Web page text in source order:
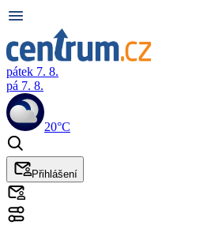
pátek 7. 8.
pá 7. 8.
20°C
Přihlášení